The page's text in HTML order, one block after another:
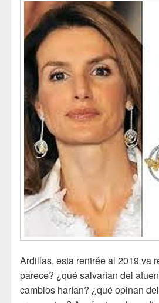
Ardillas, esta rentrée al 2019 va
parece? ¿qué salvarían del
cambios harían? ¿qué opinan